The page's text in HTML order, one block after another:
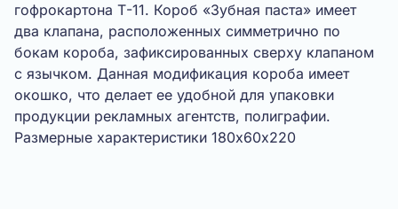
гофрокартона Т-11. Короб «Зубная паста» имеет
два клапана, расположенных симметрично по
бокам короба, зафиксированных сверху клапаном
с язычком. Данная модификация короба имеет
окошко, что делает ее удобной для упаковки
продукции рекламных агентств, полиграфии.
Размерные характеристики 180х60х220